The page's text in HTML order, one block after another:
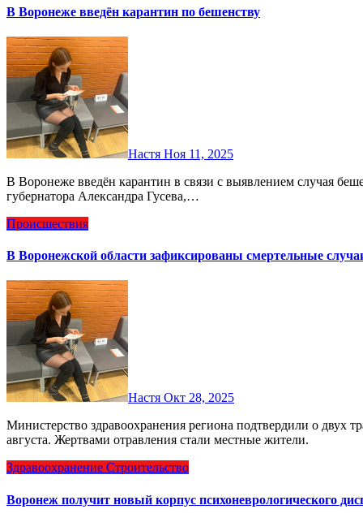
В Воронеже введён карантин по бешенству
Настя Ноя 11, 2025
В Воронеже введён карантин в связи с выявлением случая бешенства у животных. Согласно проекту указа
губернатора Александра Гусева,…
Происшествия
В Воронежской области зафиксированы смертельные
Настя Окт 28, 2025
Министерство здравоохранения региона подтвердили о двух трагических происшествиях, произошедших в конце
августа. Жертвами отравления стали местные жители.
Здравоохранение Строительство
Воронеж получит новый корпус психоневрологического